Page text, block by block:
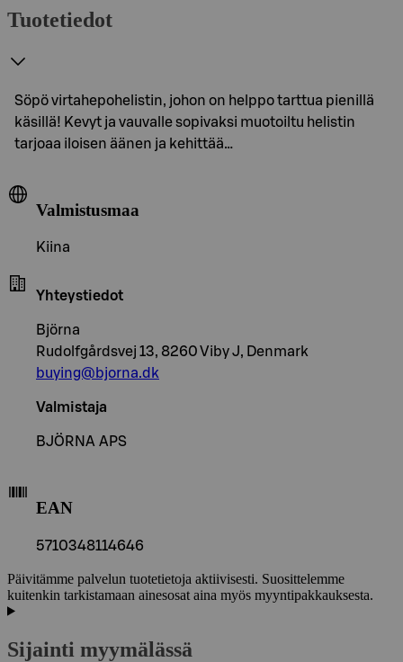
Tuotetiedot
Söpö virtahepohelistin, johon on helppo tarttua pienillä
käsillä! Kevyt ja vauvalle sopivaksi muotoiltu helistin
tarjoaa iloisen äänen ja kehittää…
Valmistusmaa
Kiina
Yhteystiedot
Björna
Rudolfgårdsvej 13, 8260 Viby J, Denmark
buying@bjorna.dk
Valmistaja
BJÖRNA APS
EAN
5710348114646
Päivitämme palvelun tuotetietoja aktiivisesti. Suosittelemme
kuitenkin tarkistamaan ainesosat aina myös myyntipakkauksesta.
Sijainti myymälässä